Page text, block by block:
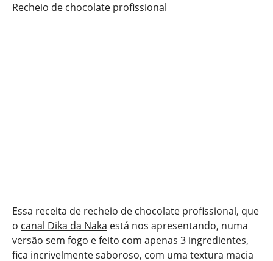
Recheio de chocolate profissional
Essa receita de recheio de chocolate profissional, que
o canal Dika da Naka está nos apresentando, numa
versão sem fogo e feito com apenas 3 ingredientes,
fica incrivelmente saboroso, com uma textura macia